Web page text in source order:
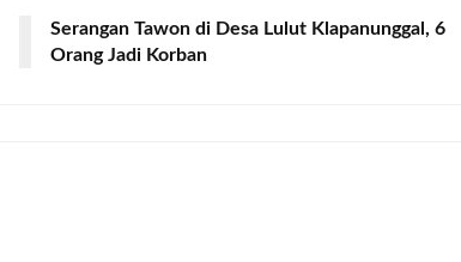
Serangan Tawon di Desa Lulut Klapanunggal, 6
Orang Jadi Korban